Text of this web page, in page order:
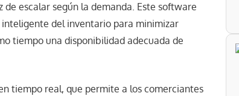
escalar según la demanda. Este software
del inventario para minimizar
tiempo una disponibilidad adecuada de
tiempo real, que permite a los comerciantes